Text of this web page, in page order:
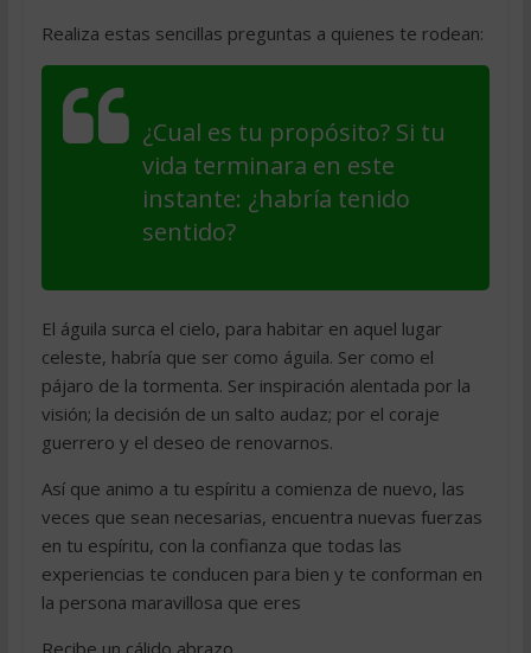
Realiza estas sencillas preguntas a quienes te rodean:
¿Cual es tu propósito? Si tu
vida terminara en este
instante: ¿habría tenido
sentido?
El águila surca el cielo, para habitar en aquel lugar
celeste, habría que ser como águila. Ser como el
pájaro de la tormenta. Ser inspiración alentada por la
visión; la decisión de un salto audaz; por el coraje
guerrero y el deseo de renovarnos.
Así que animo a tu espíritu a comienza de nuevo, las
veces que sean necesarias, encuentra nuevas fuerzas
en tu espíritu, con la confianza que todas las
experiencias te conducen para bien y te conforman en
la persona maravillosa que eres
Recibe un cálido abrazo